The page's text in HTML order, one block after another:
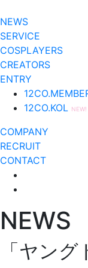
NEWS
SERVICE
COSPLAYERS
CREATORS
ENTRY
12CO.KOL NEW!
COMPANY
RECRUIT
CONTACT
NEWS
「ヤン